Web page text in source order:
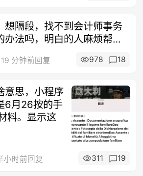
想隔段，找不到会计师事务
办法吗，明白的人麻烦帮
19 分钟前回复 978 18
意思，小程序
6月26按的手
料。显示这
小时前回复 311 19